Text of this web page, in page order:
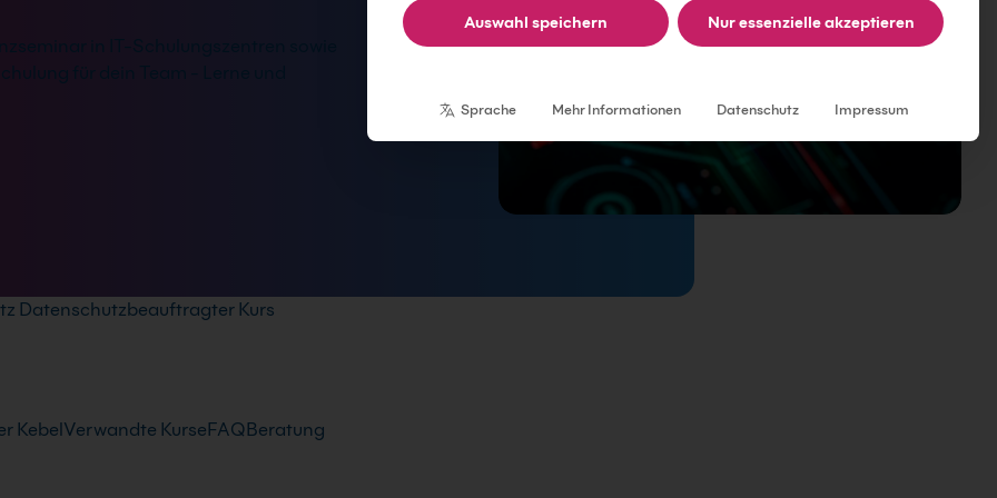
in IT-Schulungszentren sowie
für dein Team - Lerne und
Datenschutzbeauftragter Kurs
KebelVerwandte KurseFAQBeratung
Auswahl speichern Nur essenzielle akzeptieren
Sprache Mehr Informationen Datenschutz Impressum